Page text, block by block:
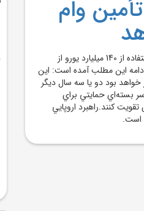
وام
اتحاديه اروپا کميسيون را موظف مي‌کند تا پيشنهادي براي استفاده از 140 ميليارد يورو از
اين مطلب آمده است: اين
بود دو يا سه سال ديگر
سر بسته‌اي حمايتي براي
کنند.راهبرد اروپايي
است.